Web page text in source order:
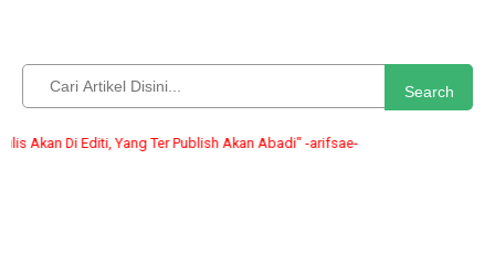
Search
Di Editi, Yang Ter Publish Akan Abadi" -arifsae-